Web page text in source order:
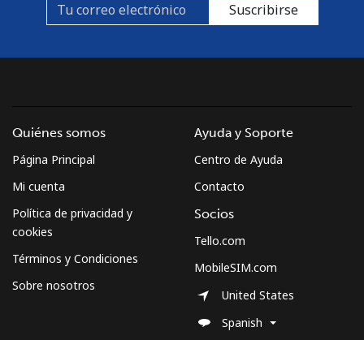
Suscribirse
Quiénes somos
Página Principal
Mi cuenta
Política de privacidad y
cookies
Términos y Condiciones
Sobre nosotros
Ayuda y Soporte
Centro de Ayuda
Contacto
Socios
Tello.com
MobileSIM.com
United States
Spanish